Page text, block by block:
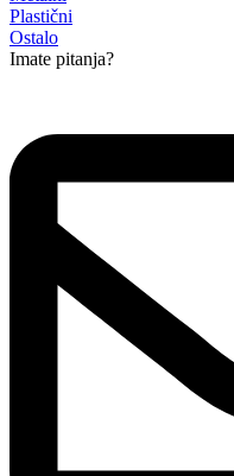
Plastični
Ostalo
Imate pitanja?